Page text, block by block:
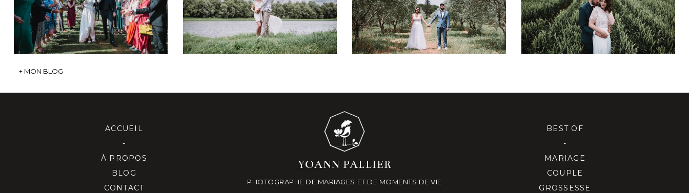
+ OUVRIR + OUVRIR
+ OUVRIR
+ OUVRIR
+ MON BLOG
ACCUEIL
-
À PROPOS
BLOG
CONTACT
YOANN PALLIER
PHOTOGRAPHE DE MARIAGES ET DE MOMENTS DE VIE
BEST OF
-
MARIAGE
COUPLE
GROSSESSE